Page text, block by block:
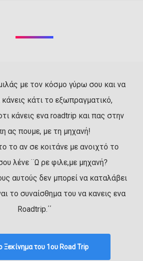
μιλάς με τον κόσμο γύρω σου και να
κάνεις κάτι το εξωπραγματικό,
κάνεις ενα roadtrip και πας στην
ας πουμε, με τη μηχανή!
το αν σε κοιτάνε με ανοιχτό το
λένε ¨Ω ρε φιλε,με μηχανή?
αυτούς δεν μπορεί να καταλάβει
το συναίσθημα του να κανεις ενα
Roadtrip.΄΄
Ξεκίνημα του 1ου Road Trip